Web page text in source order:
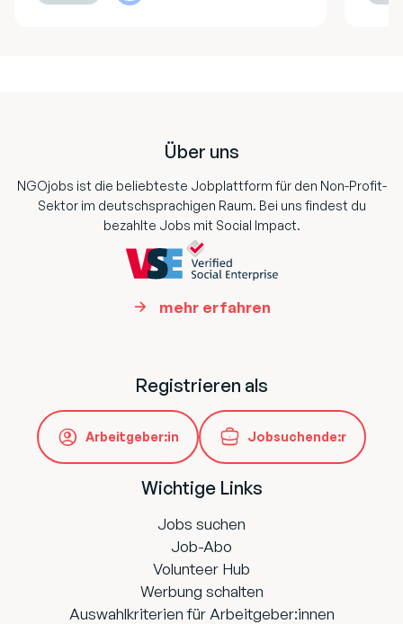
Über uns
NGOjobs ist die beliebteste Jobplattform für den Non-Profit-
Sektor im deutschsprachigen Raum. Bei uns findest du
bezahlte Jobs mit Social Impact.
mehr erfahren
Registrieren als
Arbeitgeber:in Jobsuchende:r
Wichtige Links
Jobs suchen
Job-Abo
Volunteer Hub
Werbung schalten
Auswahlkriterien für Arbeitgeber:innen